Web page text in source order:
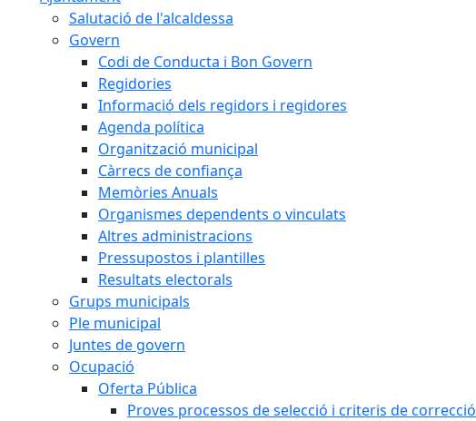
Salutació de l'alcaldessa
Govern
Codi de Conducta i Bon Govern
Regidories
Informació dels regidors i regidores
Agenda política
Organització municipal
Càrrecs de confiança
Memòries Anuals
Organismes dependents o vinculats
Altres administracions
Pressupostos i plantilles
Resultats electorals
Grups municipals
Ple municipal
Juntes de govern
Ocupació
Oferta Pública
Proves processos de selecció i criteris de correcció